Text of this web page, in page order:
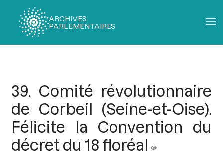
ARCHIVES
PARLEMENTAIRES
39. Comité révolutionnaire
de Corbeil (Seine-et-Oise).
Félicite la Convention du
décret du 18 floréal